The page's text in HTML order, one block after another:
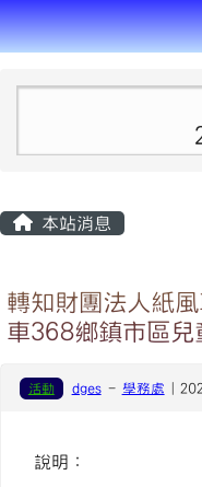
本站消息
轉知財團法人紙
車368鄉鎮市區兒
活動 dges- 學務處 |
說明：